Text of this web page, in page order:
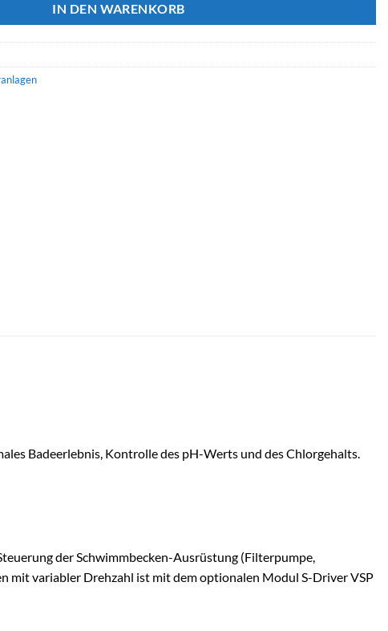
IN DEN WARENKORB
Badeerlebnis, Kontrolle des pH-Werts und des Chlorgehalts.
der Schwimmbecken-Ausrüstung (Filterpumpe,
mit variabler Drehzahl ist mit dem optionalen Modul S-Driver VSP